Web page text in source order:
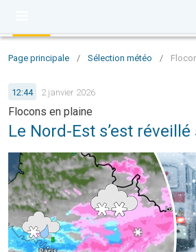
Page principale / Sélection météo /
12:44 2 janvier 2026
Flocons en plaine
Le Nord-Est s’est